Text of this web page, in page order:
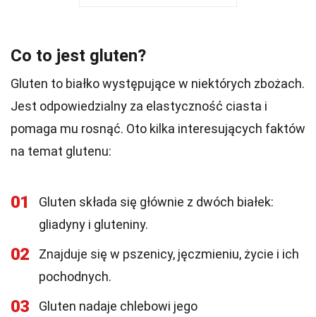
Co to jest gluten?
Gluten to białko występujące w niektórych zbożach.
Jest odpowiedzialny za elastyczność ciasta i
pomaga mu rosnąć. Oto kilka interesujących faktów
na temat glutenu:
01
Gluten składa się głównie z dwóch białek:
gliadyny i gluteniny.
02
Znajduje się w pszenicy, jęczmieniu, życie i ich
pochodnych.
03
Gluten nadaje chlebowi jego